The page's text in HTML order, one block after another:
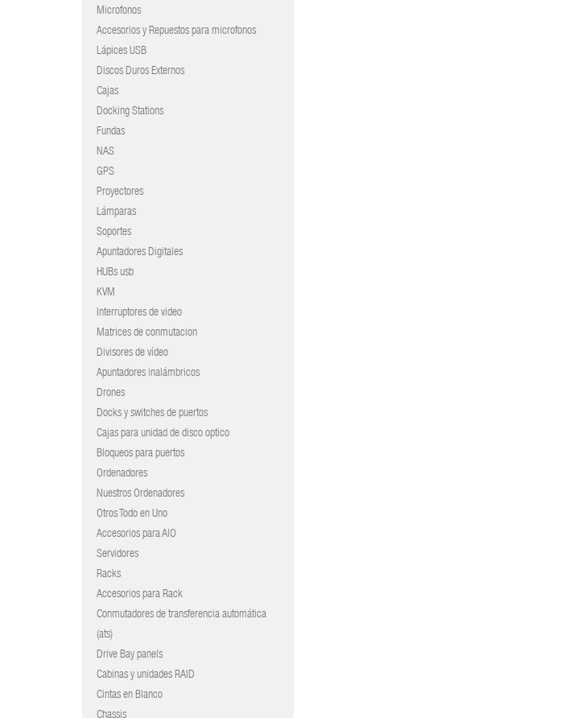
Microfonos
Accesorios y Repuestos para microfonos
Lápices USB
Discos Duros Externos
Cajas
Docking Stations
Fundas
NAS
GPS
Proyectores
Lámparas
Soportes
Apuntadores Digitales
HUBs usb
KVM
Interruptores de video
Matrices de conmutacion
Divisores de vídeo
Apuntadores inalámbricos
Drones
Docks y switches de puertos
Cajas para unidad de disco optico
Bloqueos para puertos
Ordenadores
Nuestros Ordenadores
Otros Todo en Uno
Accesorios para AIO
Servidores
Racks
Accesorios para Rack
Conmutadores de transferencia automática
(ats)
Drive Bay panels
Cabinas y unidades RAID
Cintas en Blanco
Chassis